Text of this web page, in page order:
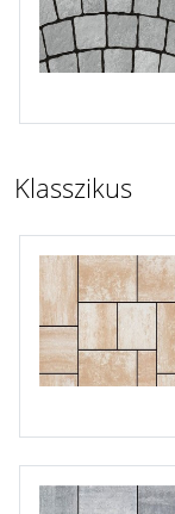
Klasszikus